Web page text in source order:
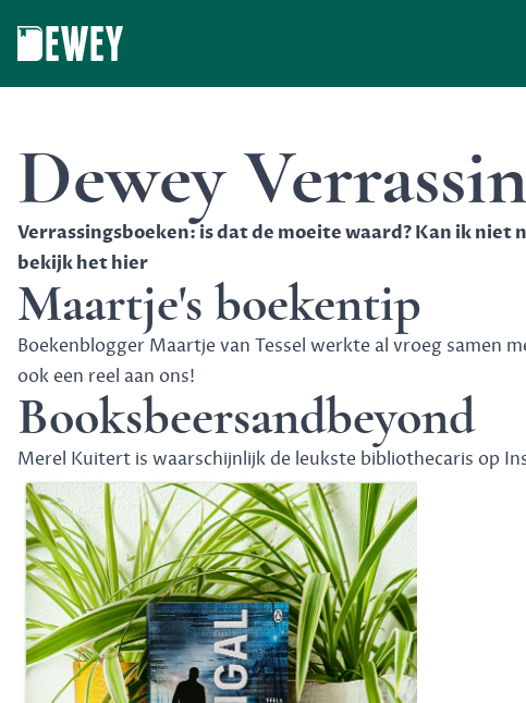
Dewey
Verrassingsboeken: is dat de moeite waard? Kan ik niet
bekijk het hier
Maartje's boekentip
Boekenblogger Maartje van Tessel werkte al vroeg samen
ook een reel aan ons!
Booksbeersandbeyond
Merel Kuitert is waarschijnlijk de leukste bibliothecaris op